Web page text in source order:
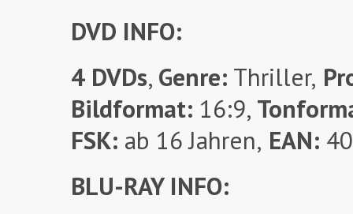
DVD INFO:
4 DVDs, Genre: Thriller,
Bildformat: 16:9,
FSK: ab 16 Jahren, EAN:
BLU-RAY INFO: